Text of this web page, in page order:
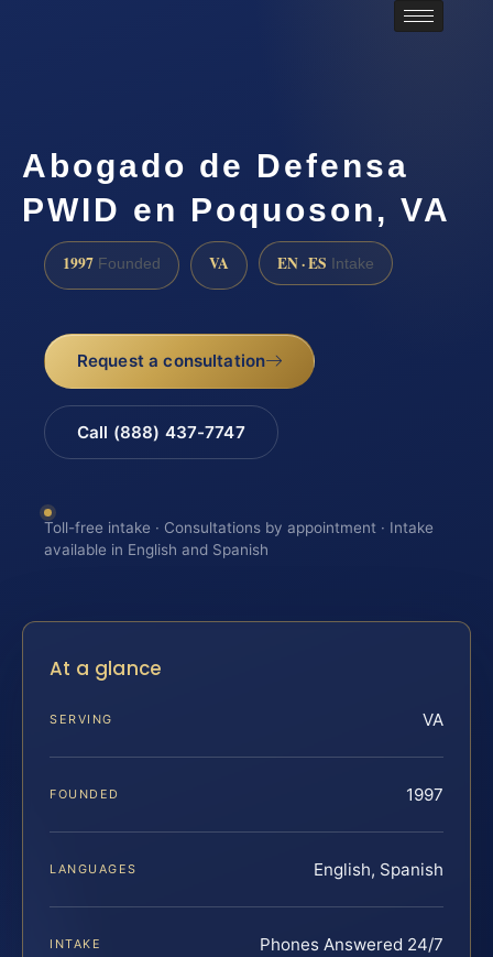
Abogado de Defensa
PWID en Poquoson, VA
1997 Founded VA EN · ES Intake
Request a consultation
Call (888) 437-7747
Toll-free intake · Consultations by appointment · Intake
available in English and Spanish
At a glance
SERVING VA
FOUNDED 1997
LANGUAGES English, Spanish
INTAKE Phones Answered 24/7